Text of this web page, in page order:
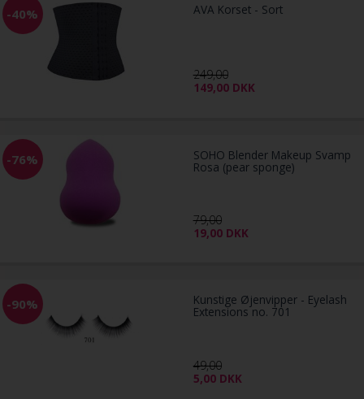
-40% AVA Korset - Sort
249,00
149,00 DKK
-76% SOHO Blender Makeup Svamp
Rosa (pear sponge)
79,00
19,00 DKK
-90% Kunstige Øjenvipper - Eyelash
Extensions no. 701
49,00
5,00 DKK